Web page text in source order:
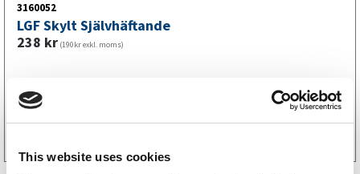
This website uses cookies
3160052
LGF Skylt Självhäftande
238 kr (190kr exkl. moms)